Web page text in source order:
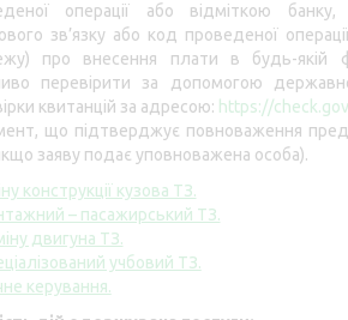
операції або відміткою банку,
зв’язку або код проведеної
про внесення плати в будь-якій
перевірити за допомогою
квитанцій за адресою: https://
що підтверджує повноваження
заяву подає уповноважена особа).
конструкції кузова ТЗ.
– пасажирський ТЗ.
двигуна ТЗ.
учбовий ТЗ.
керування.